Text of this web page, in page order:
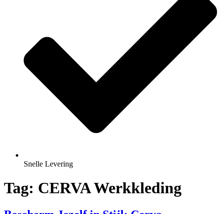
Snelle Levering
Tag: CERVA Werkkleding